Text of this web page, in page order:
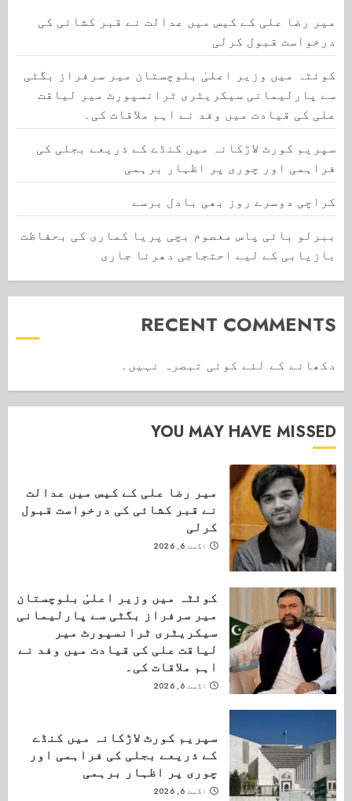
میر رضا علی کے کیس میں عدالت نے قبر کشائی کی
درخواست قبول کرلی
کوئٹہ میں وزیر اعلیٰ بلوچستان میر سرفراز بگٹی
سے پارلیمانی سیکریٹری ٹرانسپورٹ میر لیاقت
علی کی قیادت میں وفد نے اہم ملاقات کی۔
سپریم کورٹ لاڑکانہ میں کنڈے کے ذریعے بجلی کی
فراہمی اور چوری پر اظہار برہمی
کراچی دوسرے روز بھی بادل برسے
ببرلو بائی پاس معصوم بچی پریا کماری کی بحفاظت
بازیابی کے لیے احتجاجی دھرنا جاری
RECENT COMMENTS
دکھانے کے لئے کوئی تبصرہ نہیں۔
YOU MAY HAVE MISSED
میر رضا علی کے کیس میں عدالت
نے قبر کشائی کی درخواست قبول
کرلی
اگست 6, 2026
کوئٹہ میں وزیر اعلیٰ بلوچستان
میر سرفراز بگٹی سے پارلیمانی
سیکریٹری ٹرانسپورٹ میر
لیاقت علی کی قیادت میں وفد نے
اہم ملاقات کی۔
اگست 6, 2026
سپریم کورٹ لاڑکانہ میں کنڈے
کے ذریعے بجلی کی فراہمی اور
چوری پر اظہار برہمی
اگست 6, 2026